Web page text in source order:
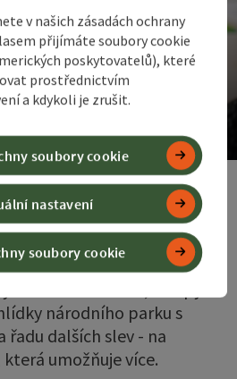
pro hosty
otevírají karty hostů
městem a uklidňujícím
Hosté, kteří zde
zdarma a mohou se těšit
národního parku s
řadu dalších slev - na
umožňuje více.
v našich zásadách ochrany
přijímáte soubory cookie
poskytovatelů), které
prostřednictvím
a kdykoli je zrušit.
soubory cookie
nastavení
soubory cookie